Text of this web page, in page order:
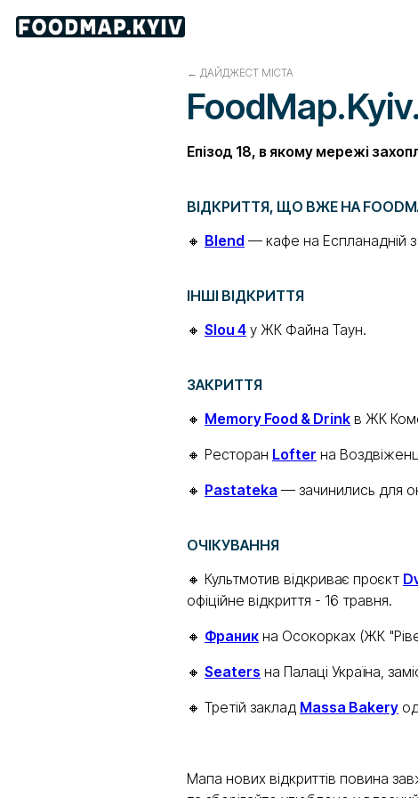
← ДАЙДЖЕСТ МІСТА
Епізод 18, в якому мережі
ВІДКРИТТЯ, ЩО ВЖЕ НА
🔸 Blend — кафе на Еспланадній
ІНШІ ВІДКРИТТЯ
🔸 Slou 4 у ЖК Файна Таун.
ЗАКРИТТЯ
🔸 Memory Food & Drink в ЖК
🔸 Ресторан Lofter на
🔸 Pastateka — зачинились для
ОЧІКУВАННЯ
🔸 Культмотив відкриває проєкт
офіційне відкриття - 16 травня.
🔸 Франик на Осокорках (ЖК
🔸 Seaters на Палаці Україна,
🔸 Третій заклад Massa Bakery
Мапа нових відкриттів повина